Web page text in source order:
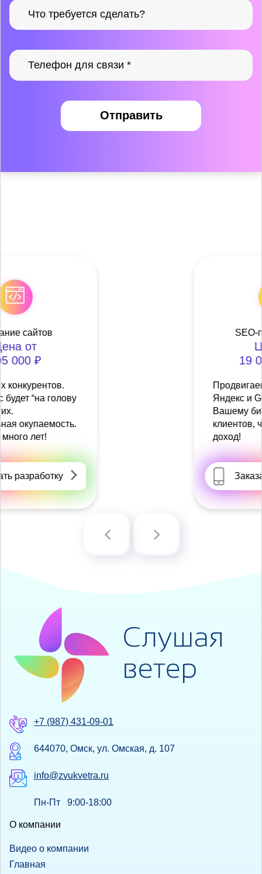
Отправить
Яндекс и Google+. Приносим
клиентов, что утроит Ваш
+7 (987) 431-09-01
644070, Омск, ул. Омская, д. 107
info@zvukvetra.ru
Пн-Пт 9:00-18:00
О компании
Видео о компании
Главная